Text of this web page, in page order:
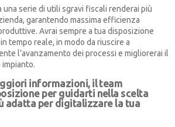
serie di utili sgravi fiscali renderai più
garantendo massima efficienza
Avrai sempre a tua disposizione
tempo reale, in modo da riuscire a
l’avanzamento dei processi e migliorerai il
informazioni, il team
per guidarti nella scelta
adatta per digitalizzare la tua